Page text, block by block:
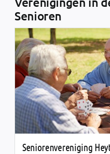
Senioren
Seniorenvereniging